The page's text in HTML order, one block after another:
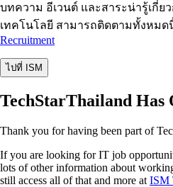
บทความ อีเวนต์ และสาระน่ารู้เกี่ย
เทคโนโลยี สามารถติดตามทั้งหมด
Recruitment
ไปที่ ISM
TechStarThailand Has
Thank you for having been part of
If you are looking for IT job
lots of other information about
still access all of that and more at ISM